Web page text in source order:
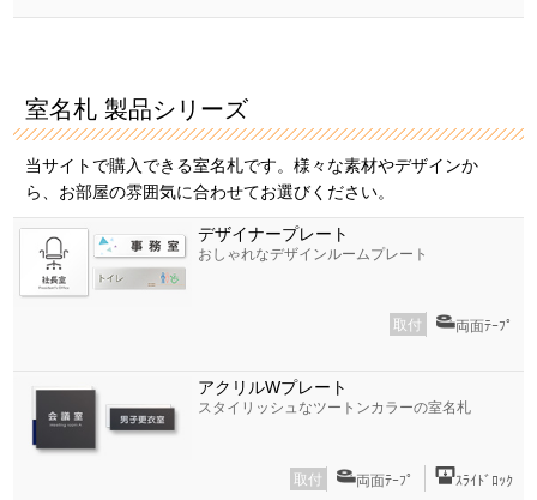
室名札 製品シリーズ
当サイトで購入できる室名札です。様々な素材やデザインか
ら、お部屋の雰囲気に合わせてお選びください。
デザイナープレート
おしゃれなデザインルームプレート
取付 両面ﾃｰﾌﾟ
アクリルWプレート
スタイリッシュなツートンカラーの室名札
取付 両面ﾃｰﾌﾟ ｽﾗｲﾄﾞﾛｯｸ